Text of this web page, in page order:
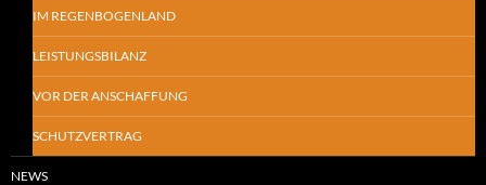
IM REGENBOGENLAND
LEISTUNGSBILANZ
VOR DER ANSCHAFFUNG
SCHUTZVERTRAG
NEWS